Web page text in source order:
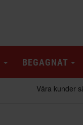
BEGAGNAT